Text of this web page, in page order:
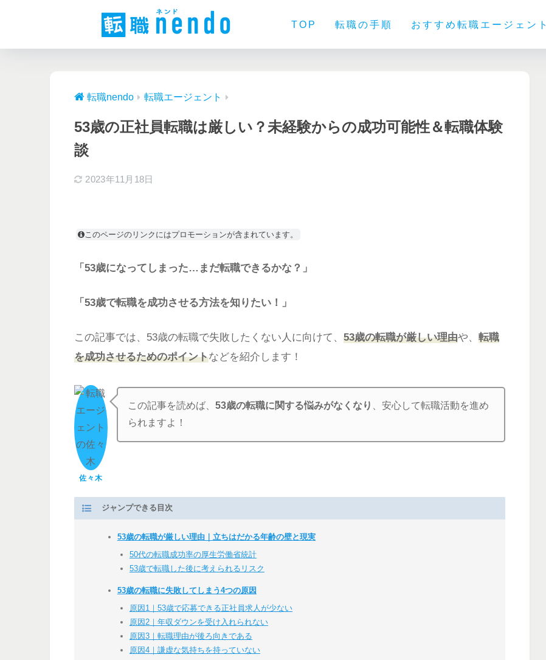
TOP 転職の手順 おすすめ転職エージェント
転職nendo 転職エージェント
53歳の正社員転職は厳しい？未経験からの成功可能性＆転職体験
談
2023年11月18日
このページのリンクにはプロモーションが含まれています。
「53歳になってしまった…まだ転職できるかな？」
「53歳で転職を成功させる方法を知りたい！」
この記事では、53歳の転職で失敗したくない人に向けて、 53歳の転職が厳しい理由や、 転職
を成功させるためのポイントなどを紹介します！
佐々木
この記事を読めば、 53歳の転職に関する悩みがなくなり
、安心して転職活動を進め
られますよ！
ジャンプできる目次
53歳の転職が厳しい理由｜立ちはだかる年齢の壁と現実
50代の転職成功率の厚生労働省統計
53歳で転職した後に考えられるリスク
53歳の転職に失敗してしまう4つの原因
原因1｜53歳で応募できる正社員求人が少ない
原因2｜年収ダウンを受け入れられない
原因3｜転職理由が後ろ向きである
原因4｜謙虚な気持ちを持っていない